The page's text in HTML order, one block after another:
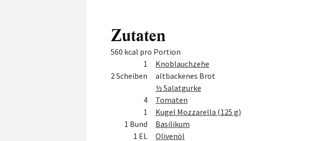
Zutaten
560 kcal pro Portion
Zutat
1
Knoblauchzehe
2 Scheiben
altbackenes Brot
½ Salatgurke
4
Tomaten
1
Kugel Mozzarella (125 g)
1 Bund
Basilikum
1 EL
Olivenöl